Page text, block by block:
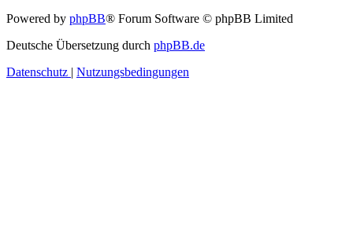
Powered by phpBB® Forum Software © phpBB Limited
Deutsche Übersetzung durch phpBB.de
Datenschutz
Nutzungsbedingungen